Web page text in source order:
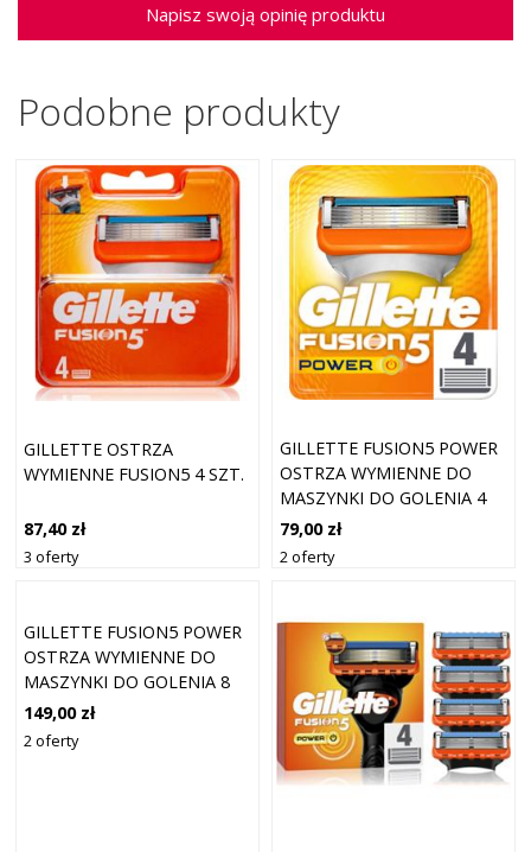
Napisz swoją opinię produktu
Podobne produkty
GILLETTE OSTRZA
WYMIENNE FUSION5 4 SZT.
87,40 zł
3 oferty
GILLETTE FUSION5 POWER
OSTRZA WYMIENNE DO
MASZYNKI DO GOLENIA 4
SZT.
79,00 zł
2 oferty
GILLETTE FUSION5 POWER
OSTRZA WYMIENNE DO
MASZYNKI DO GOLENIA 8
SZT.
149,00 zł
2 oferty